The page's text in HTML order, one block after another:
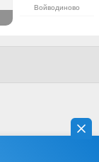
Войводиново